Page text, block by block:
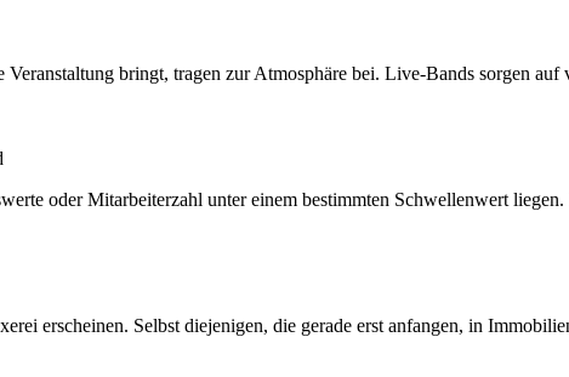
bringt, tragen zur Atmosphäre bei. Live-Bands sorgen
oder Mitarbeiterzahl unter einem bestimmten Schwellenwert
erscheinen. Selbst diejenigen, die gerade erst anfangen, in